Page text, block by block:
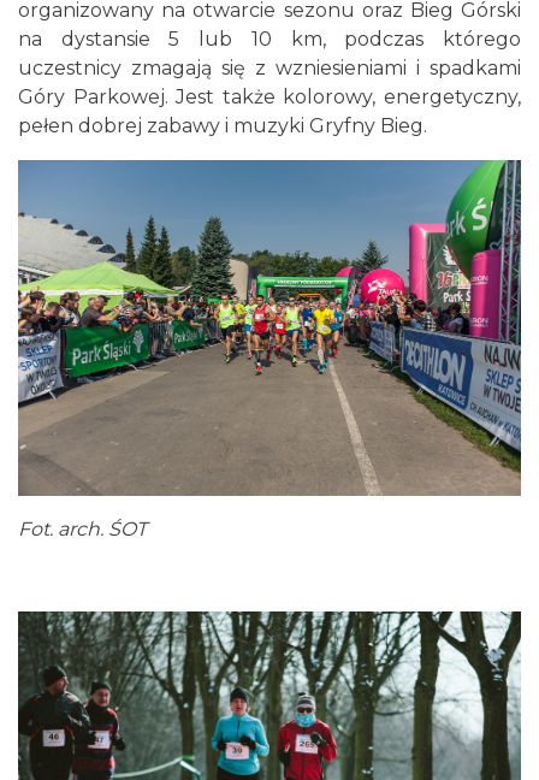
organizowany na otwarcie sezonu oraz Bieg Górski
na dystansie 5 lub 10 km, podczas którego
uczestnicy zmagają się z wzniesieniami i spadkami
Góry Parkowej. Jest także kolorowy, energetyczny,
pełen dobrej zabawy i muzyki Gryfny Bieg.
Fot. arch. ŚOT